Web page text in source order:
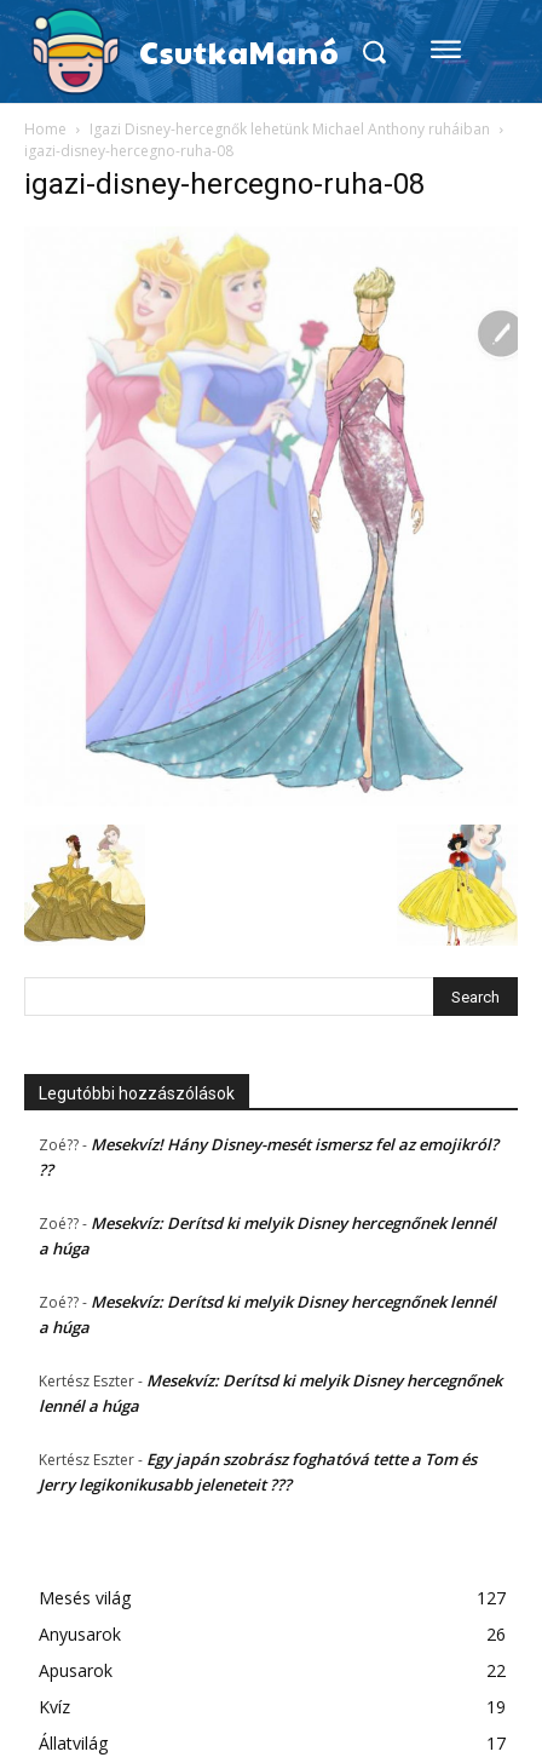
CsutkaManó
Home
Igazi Disney-hercegnők lehetünk Michael Anthony ruháiban
igazi-disney-hercegno-ruha-08
igazi-disney-hercegno-ruha-08
Legutóbbi hozzászólások
Zoé??- Mesekvíz! Hány Disney-mesét ismersz fel az emojikról?
??
Zoé??- Mesekvíz: Derítsd ki melyik Disney hercegnőnek lennél
a húga
Zoé??- Mesekvíz: Derítsd ki melyik Disney hercegnőnek lennél
a húga
Kertész Eszter- Mesekvíz: Derítsd ki melyik Disney hercegnőnek
lennél a húga
Kertész Eszter- Egy japán szobrász foghatóvá tette a Tom és
Jerry legikonikusabb jeleneteit ???
Mesés világ
127
Anyusarok
26
Apusarok
22
Kvíz
19
Állatvilág
17